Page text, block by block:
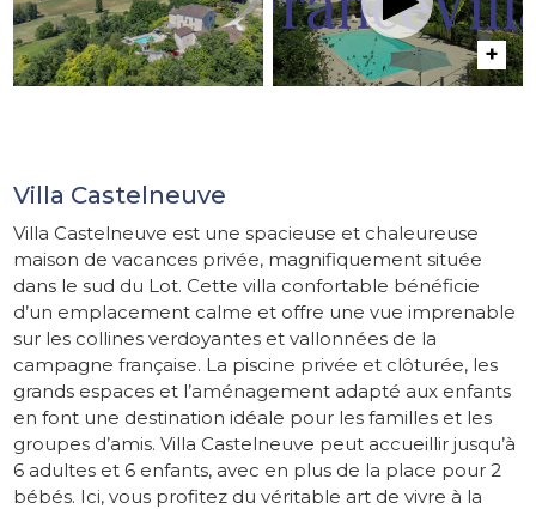
Villa Castelneuve
Villa Castelneuve est une spacieuse et chaleureuse
maison de vacances privée, magnifiquement située
dans le sud du Lot. Cette villa confortable bénéficie
d’un emplacement calme et offre une vue imprenable
sur les collines verdoyantes et vallonnées de la
campagne française. La piscine privée et clôturée, les
grands espaces et l’aménagement adapté aux enfants
en font une destination idéale pour les familles et les
groupes d’amis. Villa Castelneuve peut accueillir jusqu’à
6 adultes et 6 enfants, avec en plus de la place pour 2
bébés. Ici, vous profitez du véritable art de vivre à la